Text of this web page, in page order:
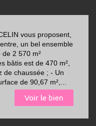
vous proposent,
un bel ensemble
2 570 m²
bâtis est de 470 m²,
de chaussée ; - Un
de 90,67 m²,...
Voir le bien